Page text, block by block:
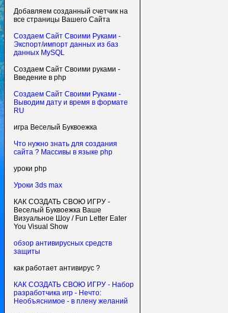
Добавляем созданный счетчик на
все страницы Вашего Сайта
Создаем Сайт Своими Руками -
Экспорт/импорт данных из баз
данных MySQL
Создаем Сайт Своими руками -
Введение в php
Создаем Сайт Своими Руками -
Выводим дату и время в формате
RU
игра Веселый Буквоежка
Что нужно знать для создания
сайта ? Массивы в языке php
уроки php
Уроки 3ds max
КАК СОЗДАТЬ СВОЮ ИГРУ -
Веселый Буквоежка Ваше
Визуальное Шоу / Fun Letter Eater
You Visual Show
обзор антивирусных средств
защиты
как работает антивирус ?
КАК СОЗДАТЬ СВОЮ ИГРУ - Набор
разработчика игр - Нечто:
Необъяснимое - в плену желаний